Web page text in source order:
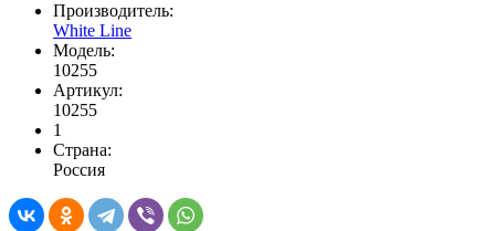
Производитель:
White Line
Модель:
10255
Артикул:
10255
1
Страна:
Россия